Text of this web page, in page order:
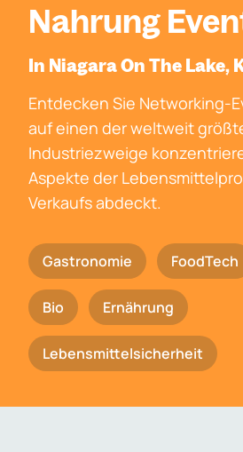
Nahrung
In Niagara On The Lake,
Entdecken Sie Networking-
auf einen der weltweit
Industriezweige
Aspekte der
Verkaufs abdeckt.
Gastronomie FoodTech
Bio Ernährung
Lebensmittelsicherheit